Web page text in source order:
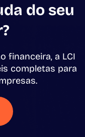
do seu
financeira, a LCI
completas para